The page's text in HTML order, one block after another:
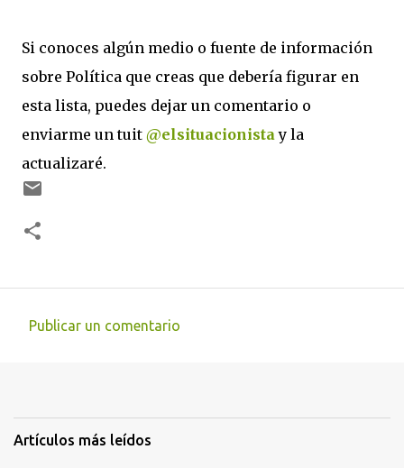
Si conoces algún medio o fuente de información
sobre Política que creas que debería figurar en
esta lista, puedes dejar un comentario o
enviarme un tuit @elsituacionistay la
actualizaré.
e
n
Publicar un comentario
Artículos más leídos